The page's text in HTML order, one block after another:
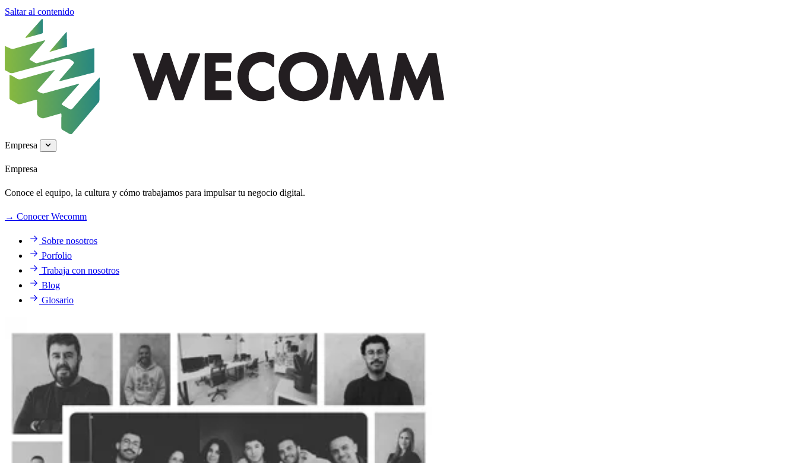
Saltar al contenido
Empresa
Empresa
Conoce el equipo, la cultura y cómo trabajamos para impulsar tu negocio digital.
→ Conocer Wecomm
Sobre nosotros
Porfolio
Trabaja con nosotros
Blog
Glosario